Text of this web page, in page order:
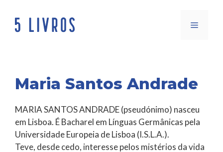
para
Menu
Maria Santos Andrade
MARIA SANTOS ANDRADE (pseudónimo) nasceu
em Lisboa. É Bacharel em Línguas Germânicas pela
Universidade Europeia de Lisboa (I.S.L.A.).
Teve, desde cedo, interesse pelos mistérios da vida